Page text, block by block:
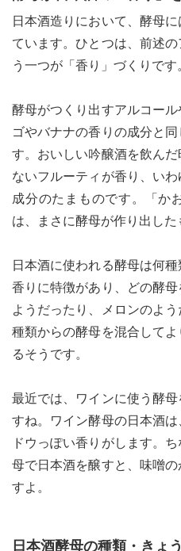
日本酒造りにおいて、酵母
ています。ひとつは、前述
う一つが「香り」づくりです
酵母がつくり出すアルコー
ゴやバナナの香りの成分と
す。おいしい吟醸酒を飲ん
ないフルーティが香り、い
成分のたまものです。「か
は、まさに酵母が作り出した
日本酒に使われる酵母は何
香りに特徴があり、どの酵
ようだったり、メロンのよ
種類からの酵母を混合して
るそうです。
最近では、ワインに使う酵
すね。ワイン酵母の日本酒
ドウっぽい香りがします。
母で日本酒を醸すと、味噌
すよ。
日本酒酵母の種類・きょ